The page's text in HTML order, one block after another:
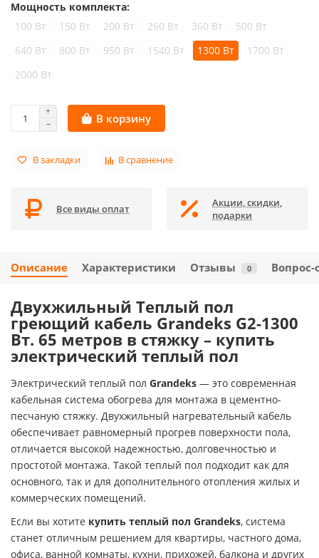
Мощность комплекта:
100 Вт
150 Вт 200 Вт 260 Вт 360 Вт
500 Вт
640 Вт
800 Вт 950 Вт 1540 Вт 1300 Вт
1700 Вт
2000 Вт
В корзину
В закладки В сравнение
Все виды оплат
Акции, скидки,
подарки
Описание Характеристики Отзывы 0 Вопрос-
Двухжильный Теплый пол
греющий кабель Grandeks G2-1300
Вт. 65 метров в стяжку – купить
электрический теплый пол
Электрический теплый пол Grandeks — это современная
кабельная система обогрева для монтажа в цементно-
песчаную стяжку. Двухжильный нагревательный кабель
обеспечивает равномерный прогрев поверхности пола,
отличается высокой надежностью, долговечностью и
простотой монтажа. Такой теплый пол подходит как для
основного, так и для дополнительного отопления жилых и
коммерческих помещений.
Если вы хотите купить теплый пол Grandeks, система
станет отличным решением для квартиры, частного дома,
офиса, ванной комнаты, кухни, прихожей, балкона и других